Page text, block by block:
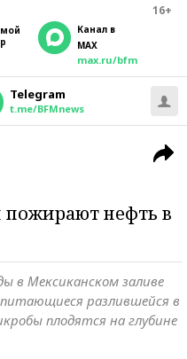
16+
Канал в
MAX
max.ru/bfm
Telegram
t.me/BFMnews
нефть в
в Мексиканском заливе
разлившейся в
плодятся на глубине